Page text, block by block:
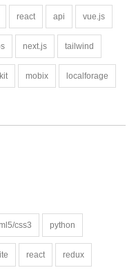
react api vue.js
next.js tailwind
mobix localforage
css3 python
react redux